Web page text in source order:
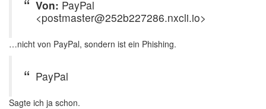
Von: PayPal
<postmaster@252b227286.nxcli.io>
…nicht von PayPal, sondern ist ein Phishing.
PayPal
Sagte ich ja schon.